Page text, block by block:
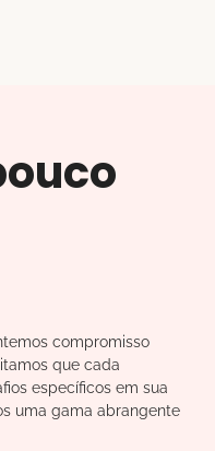
compromisso
que cada
específicos em sua
uma gama abrangente